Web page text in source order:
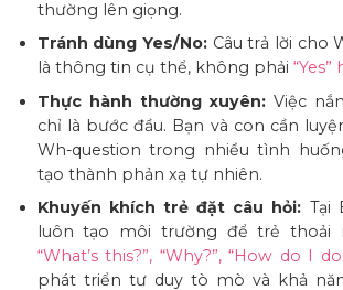
thường lên giọng.
Tránh dùng Yes/No:Câu trả lời cho
là thông tin cụ thể, không phải “Yes”
Thực hành thường xuyên: Việc
chỉ là bước đầu. Bạn và con cần
Wh-question trong nhiều tình
tạo thành phản xạ tự nhiên.
Khuyến khích trẻ đặt câu hỏi: Tại
luôn tạo môi trường để trẻ thoải
“What’s this?”, “Why?”, “How do I
phát triển tư duy tò mò và khả